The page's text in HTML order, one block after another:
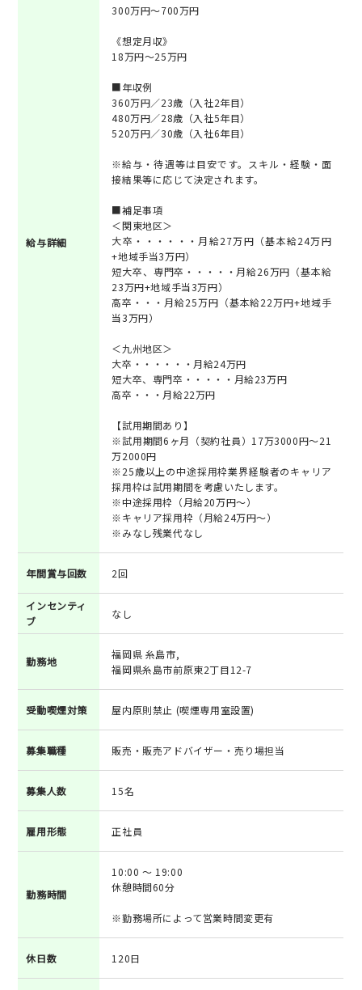
給与詳細
300万円～700万円
《想定月収》
18万円～25万円
■年収例
360万円／23歳（入社2年目）
480万円／28歳（入社5年目）
520万円／30歳（入社6年目）
※給与・待遇等は目安です。スキル・経験・面
接結果等に応じて決定されます。
■補足事項
＜関東地区＞
大卒・・・・・・月給27万円（基本給24万円
+地域手当3万円）
短大卒、専門卒・・・・・月給26万円（基本給
23万円+地域手当3万円）
高卒・・・月給25万円（基本給22万円+地域手
当3万円）
＜九州地区＞
大卒・・・・・・月給24万円
短大卒、専門卒・・・・・月給23万円
高卒・・・月給22万円
【試用期間あり】
※試用期間6ヶ月（契約社員）17万3000円～21
万2000円
※25歳以上の中途採用枠業界経験者のキャリア
採用枠は試用期間を考慮いたします。
※中途採用枠（月給20万円～）
※キャリア採用枠（月給24万円～）
※みなし残業代なし
年間賞与回数 2回
インセンティ
ブ
なし
勤務地
福岡県 糸島市,
福岡県糸島市前原東2丁目12-7
受動喫煙対策 屋内原則禁止 (喫煙専用室設置)
募集職種 販売・販売アドバイザー・売り場担当
募集人数 15名
雇用形態 正社員
勤務時間
10:00 ～ 19:00
休憩時間60分
※勤務場所によって営業時間変更有
休日数 120日